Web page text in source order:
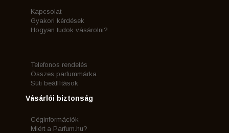
Kapcsolat
Gyakori kérdések
Hogyan tudok vásárolni?
Telefonos rendelés
Összes parfummárka
Süti beállítások
Vásárlói biztonság
Céginformációk
Miért a Parfum.hu?